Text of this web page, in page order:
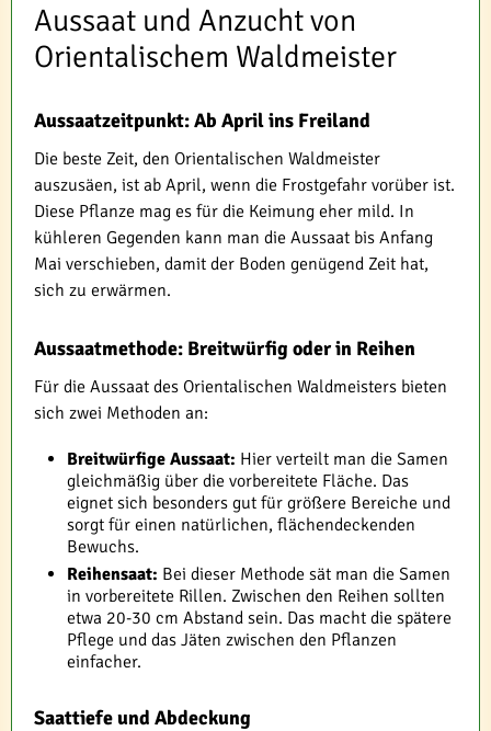
Aussaat und Anzucht von
Orientalischem Waldmeister
Aussaatzeitpunkt: Ab April ins Freiland
Die beste Zeit, den Orientalischen Waldmeister
auszusäen, ist ab April, wenn die Frostgefahr vorüber ist.
Diese Pflanze mag es für die Keimung eher mild. In
kühleren Gegenden kann man die Aussaat bis Anfang
Mai verschieben, damit der Boden genügend Zeit hat,
sich zu erwärmen.
Aussaatmethode: Breitwürfig oder in Reihen
Für die Aussaat des Orientalischen Waldmeisters bieten
sich zwei Methoden an:
Breitwürfige Aussaat: Hier verteilt man die Samen
gleichmäßig über die vorbereitete Fläche. Das
eignet sich besonders gut für größere Bereiche und
sorgt für einen natürlichen, flächendeckenden
Bewuchs.
Reihensaat: Bei dieser Methode sät man die Samen
in vorbereitete Rillen. Zwischen den Reihen sollten
etwa 20-30 cm Abstand sein. Das macht die spätere
Pflege und das Jäten zwischen den Pflanzen
einfacher.
Saattiefe und Abdeckung